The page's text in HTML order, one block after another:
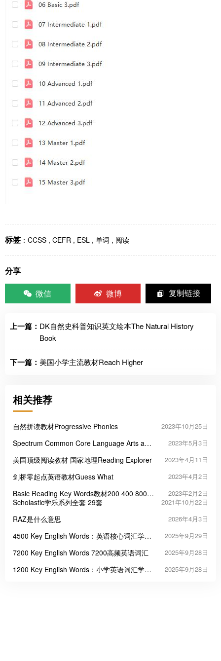
标签 ： CCSS , CEFR , ESL , 单词 , 阅读
分享
微信
微博 复制链接
上一篇： DK自然史科普知识英文绘本The Natural History
Book
下一篇： 美国小学主流教材Reach Higher
相关推荐
自然拼读教材Progressive Phonics 2023年10月25日
Spectrum Common Core Language Arts and
2023年5月3日
美国顶级阅读教材 国家地理Reading Explorer 2023年4月11日
剑桥零起点英语教材Guess What 2023年4月2日
Basic Reading Key Words教材200 400 800
1200词阅读基础核心词PDF
2023年2月2日
Scholastic学乐系列全套 29套 2021年10月22日
RAZ是什么意思 2026年4月3日
4500 Key English Words：英语核心词汇学习
2025年9月29日
7200 Key English Words 7200高频英语词汇 2025年9月28日
1200 Key English Words：小学英语词汇学习
2025年9月28日